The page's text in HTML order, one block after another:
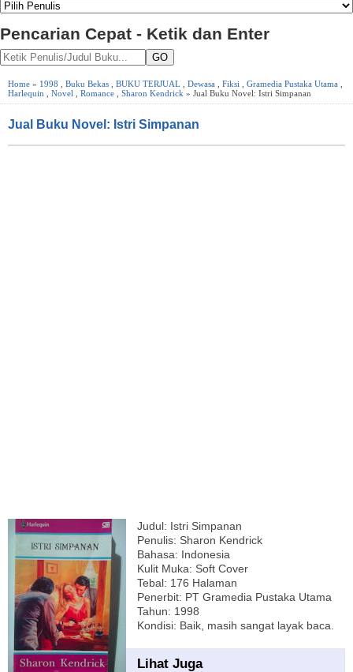
Pencarian Cepat - Ketik dan Enter
GO
Home » 1998 Buku Bekas BUKU TERJUAL Dewasa Fiksi Gramedia Pustaka Utama
Harlequin
Novel Romance Sharon Kendrick » Jual Buku Novel: Istri Simpanan
Jual Buku Novel: Istri Simpanan
Judul: Istri Simpanan
Penulis: Sharon Kendrick
Bahasa: Indonesia
Kulit Muka: Soft Cover
Tebal: 176 Halaman
Penerbit: PT Gramedia Pustaka Utama
Tahun: 1998
Kondisi: Baik, masih sangat layak baca.
Lihat Juga